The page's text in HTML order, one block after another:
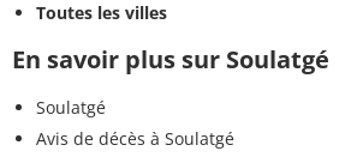
Toutes les villes
En savoir plus sur Soulatgé
Soulatgé
Avis de décès à Soulatgé